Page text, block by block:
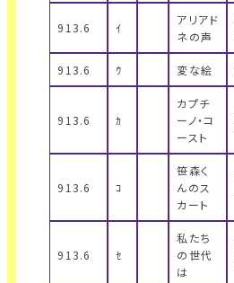
913.6 ｲ
アリアド
ネの声
913.6 ｳ 変な絵
913.6 ｶ
カプチ
ーノ・コ
ースト
913.6 ｺ
笹森く
んのス
カート
913.6 ｾ
私たち
の世代
は